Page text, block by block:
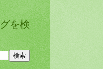
を検